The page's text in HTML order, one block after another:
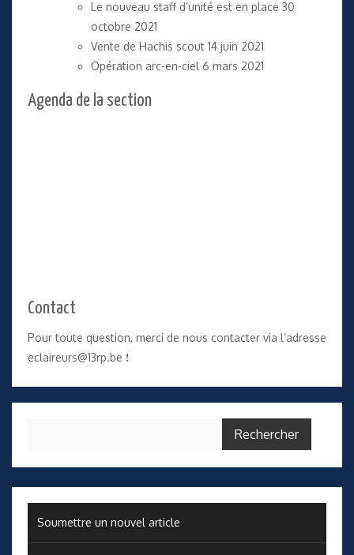
Le nouveau staff d’unité est en place 30
octobre 2021
Vente de Hachis scout 14 juin 2021
Opération arc-en-ciel 6 mars 2021
Agenda de la section
Contact
Pour toute question, merci de nous contacter via l’adresse
eclaireurs@13rp.be !
Soumettre un nouvel article